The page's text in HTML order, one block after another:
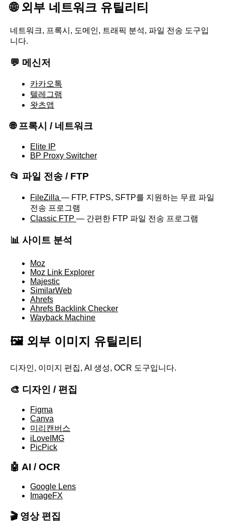
🌐 외부 네트워크 유틸리티
네트워크, 프록시, 도메인, 트래픽 분석, 파일 전송 도구입
니다.
💬 메신저
카카오톡
텔레그램
왓츠앱
🌐 프록시 / 네트워크
Elite IP
BP Proxy Switcher
📂 파일 전송 / FTP
FileZilla — FTP, FTPS, SFTP를 지원하는 무료 파일
전송 프로그램
Classic FTP — 간편한 FTP 파일 전송 프로그램
📊 사이트 분석
Moz
Moz Link Explorer
Majestic
SimilarWeb
Ahrefs
Ahrefs Backlink Checker
Wayback Machine
🖼️ 외부 이미지 유틸리티
디자인, 이미지 편집, AI 생성, OCR 도구입니다.
🎨 디자인 / 편집
Figma
Canva
미리캔버스
iLoveIMG
PicPick
🤖 AI / OCR
Google Lens
ImageFX
🎬 영상 편집